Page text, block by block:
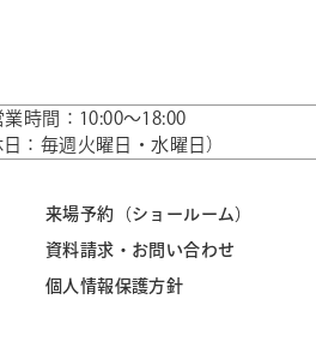
業時間：10:00～18:00
日：毎週火曜日・水曜日）
来場予約（ショールーム）
資料請求・お問い合わせ
個人情報保護方針